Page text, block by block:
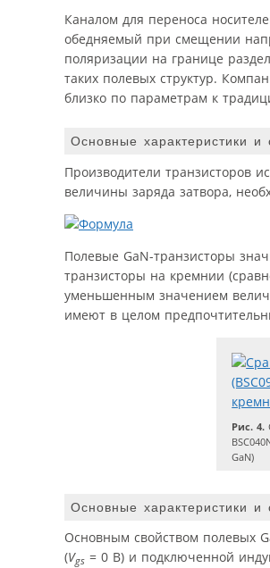
Каналом для переноса
обедняемый при смещении
поляризации на границе
таких полевых структур.
близко по параметрам к
Основные характеристики и
Производители транзисторов
величины заряда затвора,
Полевые GaN-транзисторы
транзисторы на кремнии
уменьшенным значением
имеют в целом
Рис. 4.
GaN)
Основные характеристики и
Основным свойством полевых
(Vgs = 0 В) и подключенной